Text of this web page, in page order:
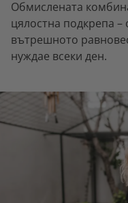
Обмислената
цялостна подкрепа –
вътрешното
нуждае всеки ден.